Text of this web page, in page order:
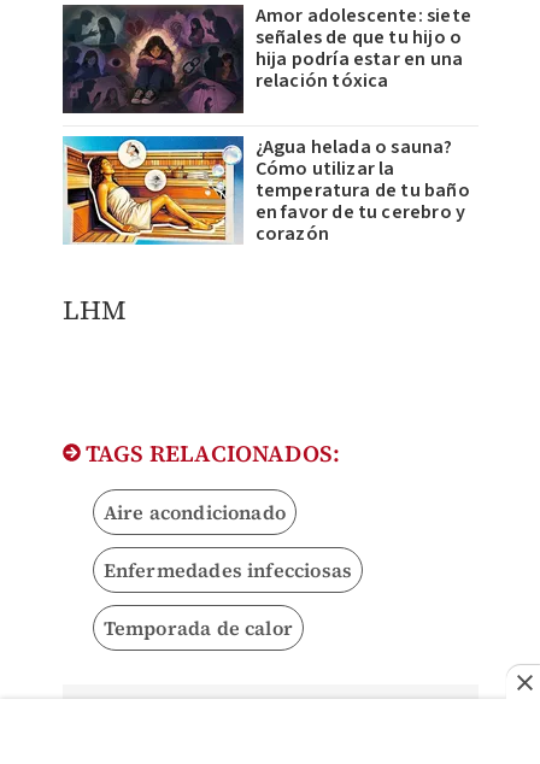
Amor adolescente: siete
señales de que tu hijo o
hija podría estar en una
relación tóxica
¿Agua helada o sauna?
Cómo utilizar la
temperatura de tu baño
en favor de tu cerebro y
corazón
LHM
TAGS RELACIONADOS:
Aire acondicionado
Enfermedades infecciosas
Temporada de calor